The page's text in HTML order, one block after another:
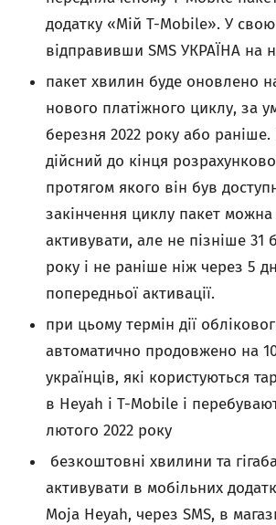
додатку «Мій T-Mobile». У
відправивши SMS УКРАЇНА на
пакет хвилин буде оновлено
нового платіжного циклу, за
березня 2022 року або раніше.
дійсний до кінця
протягом якого він був
закінчення циклу пакет
активувати, але не пізніше 31
року і не раніше ніж через 5
попередньої активації.
при цьому термін дії
автоматично продовжено на
українців, які користуються
в Heyah і T-Mobile і
лютого 2022 року
безкоштовні хвилини та
активувати в мобільних
Moja Heyah, через SMS, в